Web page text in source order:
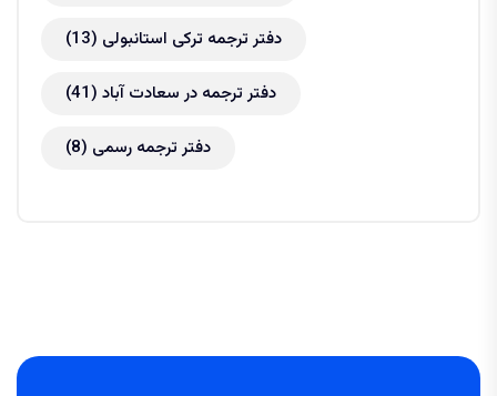
دفتر ترجمه ترکی استانبولی (13)
دفتر ترجمه در سعادت آباد (41)
دفتر ترجمه رسمی (8)